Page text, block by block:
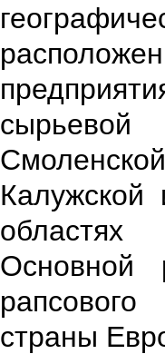
Калужской
областях
Основной
страны